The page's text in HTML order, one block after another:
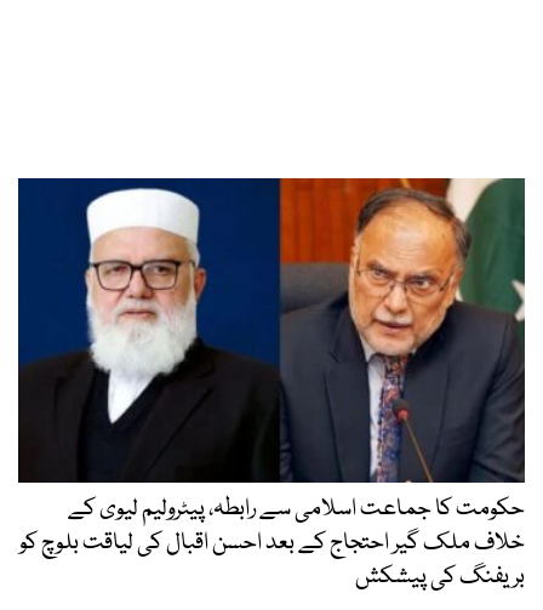
حکومت کا جماعت اسلامی سے رابطہ، پیٹرولیم لیوی کے
خلاف ملک گیر احتجاج کے بعد احسن اقبال کی لیاقت بلوچ کو
بریفنگ کی پیشکش